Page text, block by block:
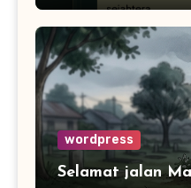
wordpress
Selamat jalan